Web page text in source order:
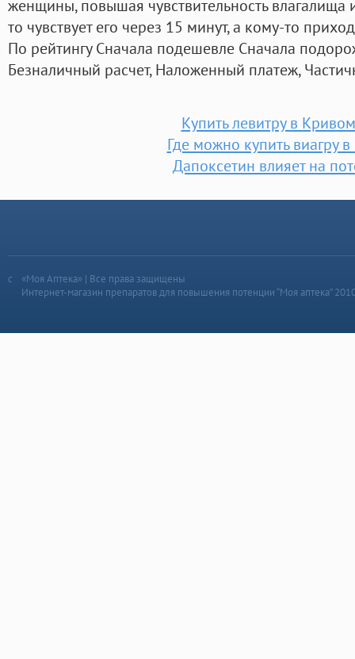
женщины, повышая чувствительность влагалища
то чувствует его через 15 минут, а кому-то
По рейтингу Сначала подешевле Сначала
Безналичный расчет, Наложенный платеж,
Купить левитру в
Где можно купить виагру
Дапоксетин влияет на
«Моя Аптека» | Все права защищены
Интернет-магазин препаратов для повышения потенции “Моя аптека”